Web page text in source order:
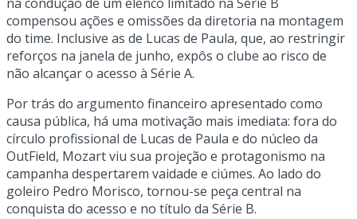
compensou ações e omissões da diretoria na montagem
do time. Inclusive as de Lucas de Paula, que, ao restringir
reforços na janela de junho, expôs o clube ao risco de
não alcançar o acesso à Série A.
Por trás do argumento financeiro apresentado como
causa pública, há uma motivação mais imediata: fora do
círculo profissional de Lucas de Paula e do núcleo da
OutField, Mozart viu sua projeção e protagonismo na
campanha despertarem vaidade e ciúmes. Ao lado do
goleiro Pedro Morisco, tornou-se peça central na
conquista do acesso e no título da Série B.